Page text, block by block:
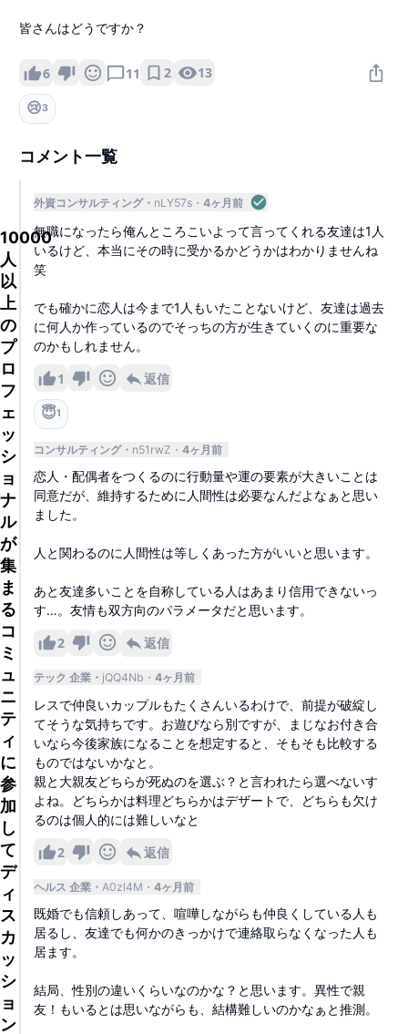
10000
人
以
上
の
プ
ロ
フ
ェ
ッ
シ
ョ
ナ
ル
が
集
ま
る
コ
ミ
ュ
ニ
テ
ィ
に
参
加
し
て
デ
ィ
ス
カ
ッ
シ
ョ
ン
皆さんはどうですか？
6 11 2 13
😢3
コメント一覧
外資コンサルティング nLY57s 4ヶ月前
無職になったら俺んところこいよって言ってくれる友達は1人
いるけど、本当にその時に受かるかどうかはわかりませんね
笑
でも確かに恋人は今まで1人もいたことないけど、友達は過去
に何人か作っているのでそっちの方が生きていくのに重要な
のかもしれません。
1 返信
😇1
コンサルティング n51rwZ 4ヶ月前
恋人・配偶者をつくるのに行動量や運の要素が大きいことは
同意だが、維持するために人間性は必要なんだよなぁと思い
ました。
人と関わるのに人間性は等しくあった方がいいと思います。
あと友達多いことを自称している人はあまり信用できないっ
す…。友情も双方向のパラメータだと思います。
2 返信
テック 企業 jQQ4Nb 4ヶ月前
レスで仲良いカップルもたくさんいるわけで、前提が破綻し
てそうな気持ちです。お遊びなら別ですが、まじなお付き合
いなら今後家族になることを想定すると、そもそも比較する
ものではないかなと。
親と大親友どちらが死ぬのを選ぶ？と言われたら選べないす
よね。どちらかは料理どちらかはデザートで、どちらも欠け
るのは個人的には難しいなと
2 返信
ヘルス 企業 A0zl4M 4ヶ月前
既婚でも信頼しあって、喧嘩しながらも仲良くしている人も
居るし、友達でも何かのきっかけで連絡取らなくなった人も
居ます。
結局、性別の違いくらいなのかな？と思います。異性で親
友！もいるとは思いながらも、結構難しいのかなぁと推測。